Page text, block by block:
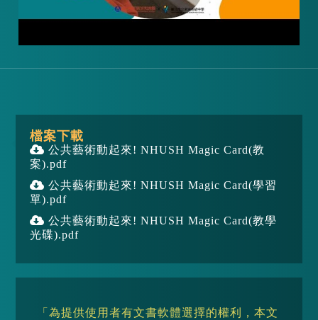
檔案下載
公共藝術動起來! NHUSH Magic Card(教
案).pdf
公共藝術動起來! NHUSH Magic Card(學習
單).pdf
公共藝術動起來! NHUSH Magic Card(教學
光碟).pdf
「為提供使用者有文書軟體選擇的權利，本文